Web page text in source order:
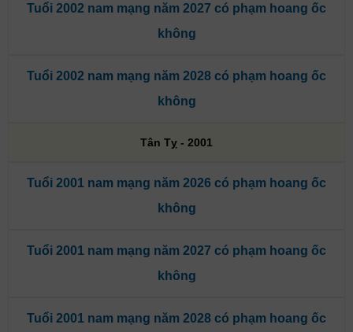
Tuổi 2002 nam mạng năm 2027 có phạm hoang ốc
không
Tuổi 2002 nam mạng năm 2028 có phạm hoang ốc
không
Tân Tỵ - 2001
Tuổi 2001 nam mạng năm 2026 có phạm hoang ốc
không
Tuổi 2001 nam mạng năm 2027 có phạm hoang ốc
không
Tuổi 2001 nam mạng năm 2028 có phạm hoang ốc